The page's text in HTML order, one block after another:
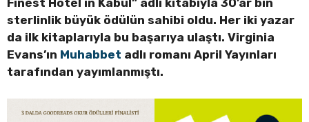
Finest Hotel in Kabul” adlı kitabıyla 30’ar bin
sterlinlik büyük ödülün sahibi oldu. Her iki yazar
da ilk kitaplarıyla bu başarıya ulaştı. Virginia
Evans’ın Muhabbet adlı romanı April Yayınları
tarafından yayımlanmıştı.